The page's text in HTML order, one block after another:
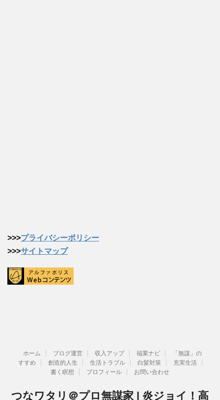
>>>プライバシーポリシー
>>>サイトマップ
ホーム ブログ運営 収入アップ 福業ナビ
「無謀」の
すすめ
創造的人生 生活トラブル 白髪対策
充実生活
書く瞑想
プロフィール お問い合わせ
つなワタリ＠プロ無謀家 | 炎ジョイ！高